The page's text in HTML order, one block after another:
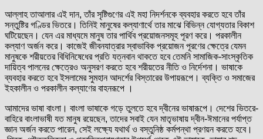
আল্লাহ তাআলার এই দান, তাঁর সৃষ্টিগুণের এই মহা নিদর্শনকে ব্যবহার করতে হবে তাঁর
সন্তুষ্টির গণ্ডির ভিতরে। তিনিই মানুষের কল্যাণার্থে তার মাঝে বিভিন্ন যোগ্যতার বিকাশ
ঘটিয়েছেন। যেন এর মাধ্যমে মানুষ তার পার্থিব প্রয়োজনসমূহ পূরণ করে। পরকালীন
কল্যাণ অর্জন করে। কাজেই জীবনযাত্রার স্বাভাবিক প্রয়োজন পূরণের ক্ষেত্রে যেমন
মানুষকে শরীয়তের বিধিনিষেধের প্রতি যত্নবান থাকতে হবে তেমনি সামাজিক-সাংস্কৃতিক
দায়িত্ব পালনের ক্ষেত্রেও অনুসরণ করতে হবে শরীয়তের নীতি ও নির্দেশনা। ভাষাকে
ব্যবহার করতে হবে ইসলামের সুমহান আদর্শের বিস্তারের উপায়রূপে। ব্যক্তি ও সমাজের
ইহকালীন ও পরকালীন কল্যাণের বাহনরূপে ।
আমাদের ভাষা বাংলা। বাংলা ভাষাকে গড়ে তুলতে হবে দ্বীনের ভাষারূপে। দেশের ভিতরে-
বাহিরে বাংলাভাষী যত মানুষ রয়েছেন, তাদের সবাই যেন মাতৃভাষায় দ্বীন-ঈমানের পর্যাপ্ত
জ্ঞান অর্জন করতে পারেন, সেই লক্ষ্যে যথার্থ ও বস্তুনিষ্ঠ কর্মপন্থা প্রণয়ন করতে হবে।